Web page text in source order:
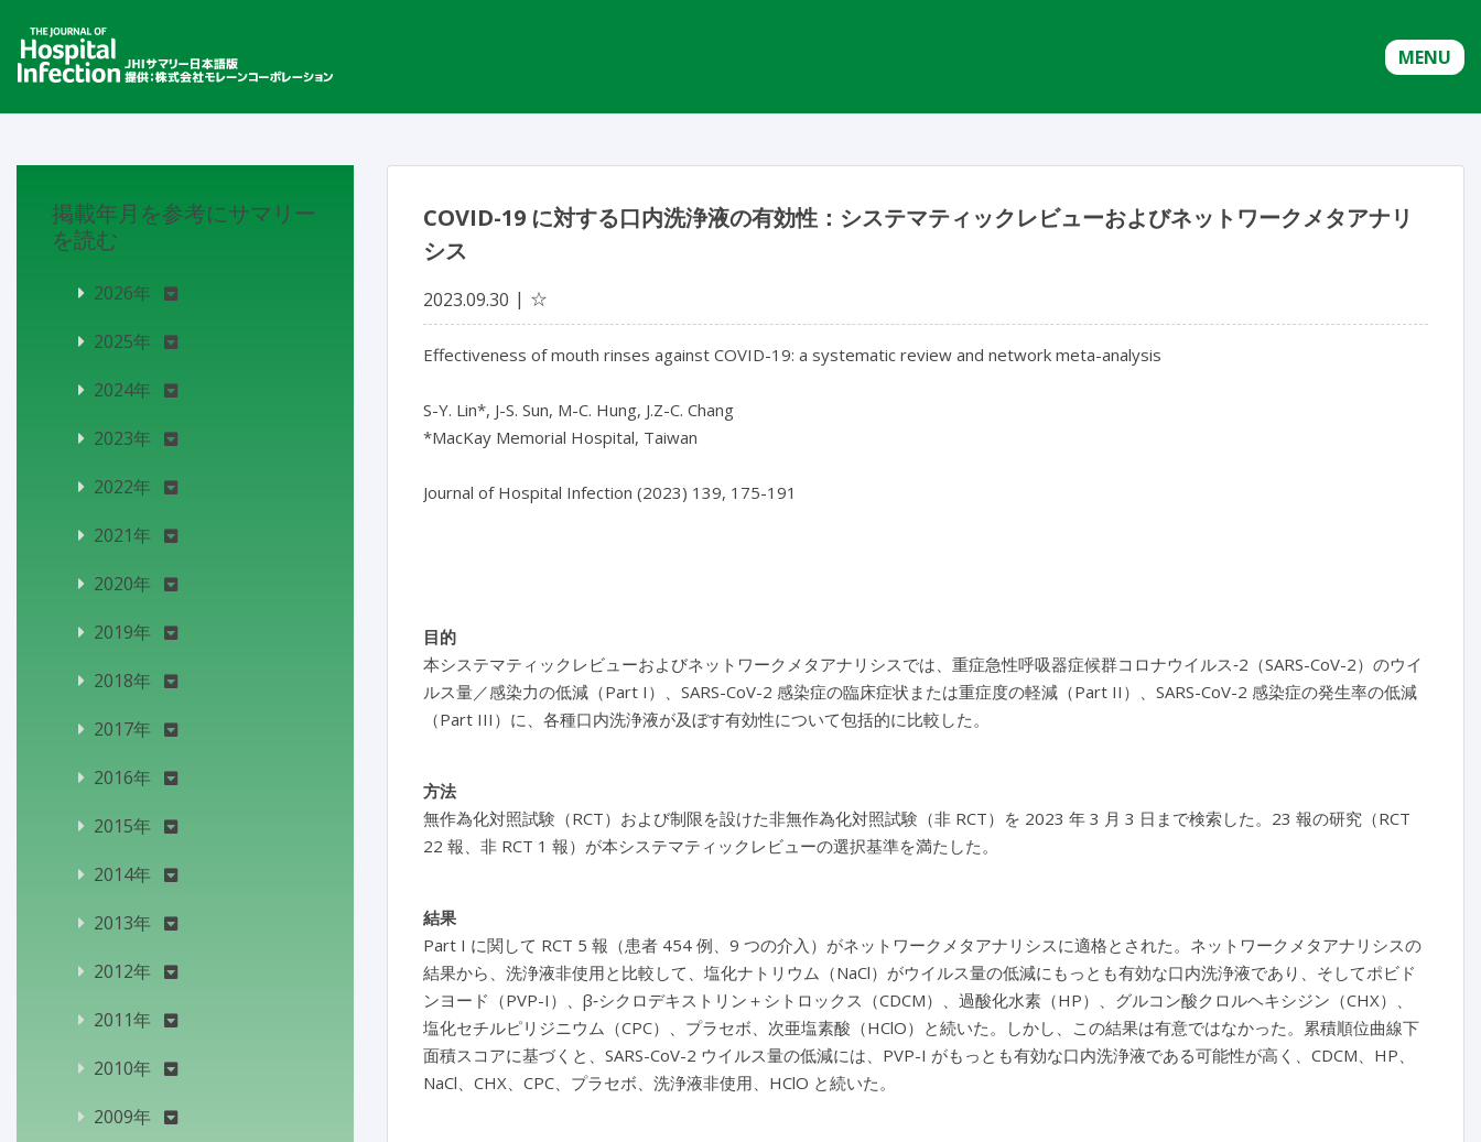
MENU
COVID-19 に対する口内洗浄液の有効性：システマティックレビューおよびネットワークメタアナリ
シス
2023.09.30 ☆
Effectiveness of mouth rinses against COVID-19: a systematic review and network meta-analysis
S-Y. Lin*, J-S. Sun, M-C. Hung, J.Z-C. Chang
*MacKay Memorial Hospital, Taiwan
Journal of Hospital Infection (2023) 139, 175-191
目的
本システマティックレビューおよびネットワークメタアナリシスでは、重症急性呼吸器症候群コロナウイルス‐2（SARS-CoV-2）のウイ
ルス量／感染力の低減（Part I）、SARS-CoV-2 感染症の臨床症状または重症度の軽減（Part II）、SARS-CoV-2 感染症の発生率の低減
（Part III）に、各種口内洗浄液が及ぼす有効性について包括的に比較した。
方法
無作為化対照試験（RCT）および制限を設けた非無作為化対照試験（非 RCT）を 2023 年 3 月 3 日まで検索した。23 報の研究（RCT
22 報、非 RCT 1 報）が本システマティックレビューの選択基準を満たした。
結果
Part I に関して RCT 5 報（患者 454 例、9 つの介入）がネットワークメタアナリシスに適格とされた。ネットワークメタアナリシスの
結果から、洗浄液非使用と比較して、 塩化ナトリウム（NaCl）がウイルス量の低減にもっとも有効な口内洗浄液であり、そしてポビド
ンヨード（PVP-I）、β‐シクロデキストリン＋シトロックス（CDCM）、過酸化水素（HP）、グルコン酸クロルヘキシジン（CHX）、
塩化セチルピリジニウム（CPC）、プラセボ、次亜塩素酸（HClO）と続いた。しかし、この結果は有意ではなかった。累積順位曲線下
面積スコアに基づくと、SARS-CoV-2 ウイルス量の低減には、PVP-I がもっとも有効な口内洗浄液である可能性が高く、CDCM、HP、
NaCl、CHX、CPC、プラセボ、洗浄液非使用、HClO と続いた。
掲載年月を参考にサマリー
を読む
2026年
2025年
2024年
2023年
2022年
2021年
2020年
2019年
2018年
2017年
2016年
2015年
2014年
2013年
2012年
2011年
2010年
2009年